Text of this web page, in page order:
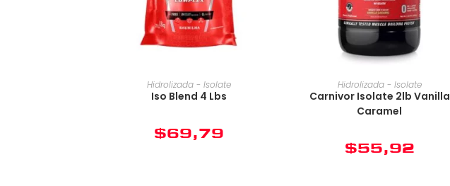
Hidrolizada - Isolate
Iso Blend 4 Lbs
$69,79
Hidrolizada - Isolate
Carnivor Isolate 2lb Vanilla
Caramel
$55,92